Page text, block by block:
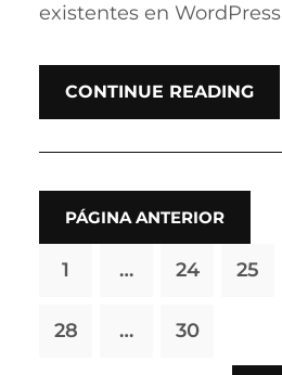
existentes en WordPress
CONTINUE READING
PÁGINA ANTERIOR
1 … 24 25
28 … 30